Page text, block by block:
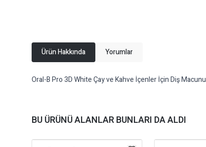
Ürün Hakkında Yorumlar
Oral-B Pro 3D White Çay ve Kahve İçenler İçin Diş
BU ÜRÜNÜ ALANLAR BUNLARI DA ALDI